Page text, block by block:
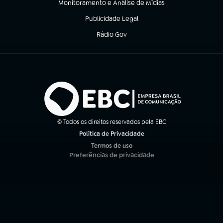
Monitoramento e Análise de Mídias
(abre em nova aba)
Publicidade Legal
(abre em nova aba)
Rádio Gov
(abre em nova aba)
© Todos os direitos reservados pela EBC
Política de Privacidade
Termos de uso
(abre em nova aba)
Preferências de privacidade